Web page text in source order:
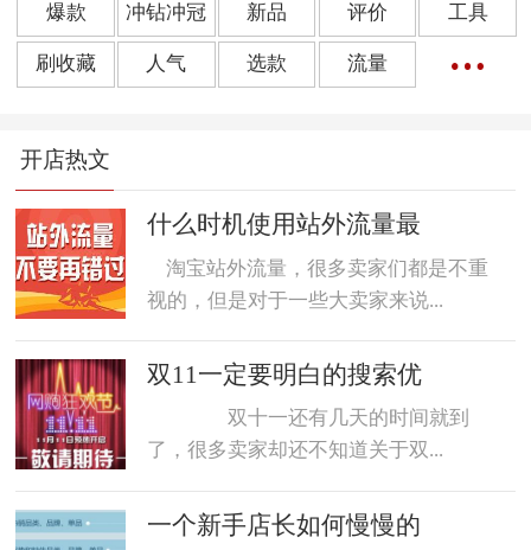
爆款 冲钻冲冠 新品 评价 工具
刷收藏 人气 选款 流量
转化率
数据魔方 好评语 网店起名
开店热文
什么时机使用站外流量最
淘宝站外流量，很多卖家们都是不重
视的，但是对于一些大卖家来说...
双11一定要明白的搜索优
双十一还有几天的时间就到
了，很多卖家却还不知道关于双...
一个新手店长如何慢慢的